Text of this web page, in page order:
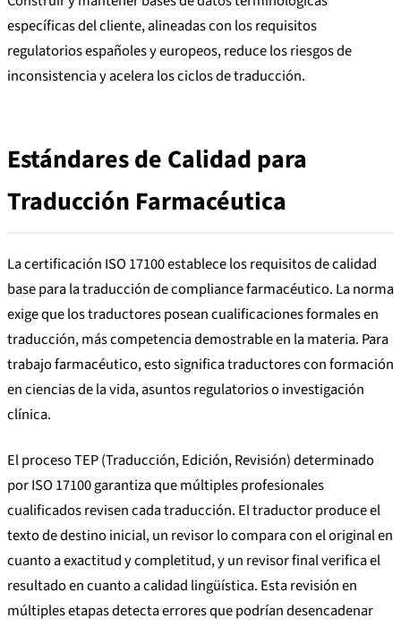
específicas del cliente, alineadas con los requisitos
regulatorios españoles y europeos, reduce los riesgos de
inconsistencia y acelera los ciclos de traducción.
Estándares de Calidad para
Traducción Farmacéutica
La certificación ISO 17100 establece los requisitos de calidad
base para la traducción de compliance farmacéutico. La norma
exige que los traductores posean cualificaciones formales en
traducción, más competencia demostrable en la materia. Para
trabajo farmacéutico, esto significa traductores con formación
en ciencias de la vida, asuntos regulatorios o investigación
clínica.
El proceso TEP (Traducción, Edición, Revisión) determinado
por ISO 17100 garantiza que múltiples profesionales
cualificados revisen cada traducción. El traductor produce el
texto de destino inicial, un revisor lo compara con el original en
cuanto a exactitud y completitud, y un revisor final verifica el
resultado en cuanto a calidad lingüística. Esta revisión en
múltiples etapas detecta errores que podrían desencadenar